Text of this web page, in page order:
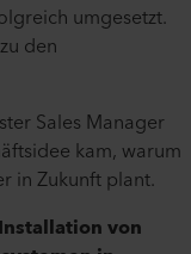
umgesetzt.
den
Sales Manager
kam, warum
in Zukunft plant.
von